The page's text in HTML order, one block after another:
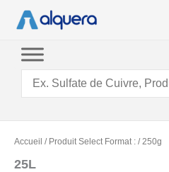
Accueil / Produit Select Format : / 250g
25L